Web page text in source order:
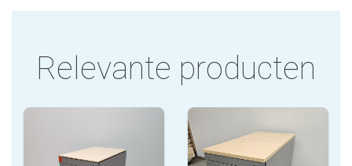
Relevante producten